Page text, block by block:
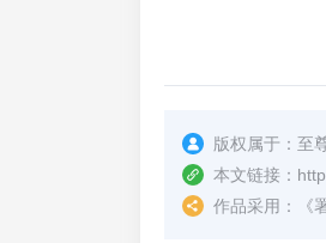
版权属于： 至
本文链接：
作品采用：
《